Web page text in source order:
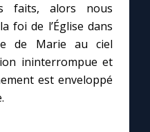
faits, alors nous
foi de l’Église dans
de Marie au ciel
ininterrompue et
est enveloppé